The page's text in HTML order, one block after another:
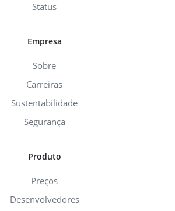
Status
Empresa
Sobre
Carreiras
Sustentabilidade
Segurança
Produto
Preços
Desenvolvedores